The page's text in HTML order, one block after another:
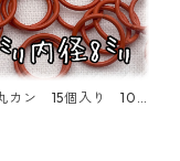
カン 15個入り 10
ジ【MCC-10-OR